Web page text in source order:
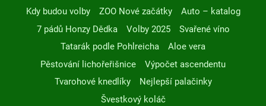
Kdy budou volby
ZOO Nové začátky
Auto – katalog
7 pádů Honzy Dědka
Volby 2025
Svařené víno
Tatarák podle Pohlreicha
Aloe vera
Pěstování lichořeřišnice
Výpočet ascendentu
Tvarohové knedlíky
Nejlepší palačinky
Švestkový koláč